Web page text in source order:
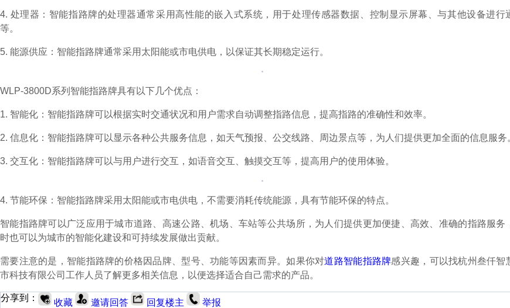
4. 处理器：智能指路牌的处理器通常采用高性能的嵌入式系统，用于处理传感器数据、控制显示屏幕、与其他设备进行
等。
5. 能源供应：智能指路牌通常采用太阳能或市电供电，以保证其长期稳定运行。
WLP-3800D系列 智能指路牌具有以下几个优点：
1. 智能化：智能指路牌可以根据实时交通状况和用户需求自动调整指路信息，提高指路的准确性和效率。
2. 信息化：智能指路牌可以显示各种公共服务信息，如天气预报、公交线路、周边景点等，为人们提供更加全面的信息服务
3. 交互化：智能指路牌可以与用户进行交互，如语音交互、触摸交互等，提高用户的使用体验。
4. 节能环保：智能指路牌采用太阳能或市电供电，不需要消耗传统能源，具有节能环保的特点。
智能指路牌可以广泛应用于城市道路、高速公路、机场、车站等公共场所，为人们提供更加便捷、高效、准确的指路服务
时也可以为城市的智能化建设和可持续发展做出贡献。
需要注意的是，智能指路牌的价格因品牌、型号、功能等因素而异。如果你对道路智能指路牌感兴趣，可以找杭州叁仟智
市科技有限公司工作人员了解更多相关信息，以便选择适合自己需求的产品。
分享到： 收藏 邀请回答 回复楼主 举报